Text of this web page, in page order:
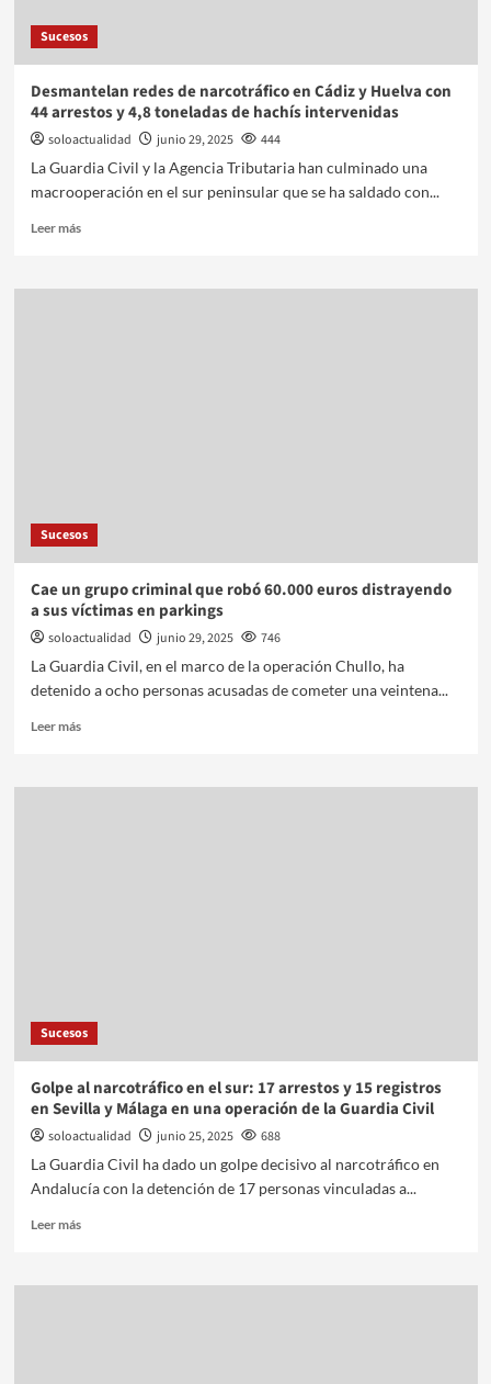
Sucesos
Desmantelan redes de narcotráfico en Cádiz y Huelva con
44 arrestos y 4,8 toneladas de hachís intervenidas
soloactualidad junio 29, 2025
444
La Guardia Civil y la Agencia Tributaria han culminado una
macrooperación en el sur peninsular que se ha saldado con...
Leer más
Sucesos
Cae un grupo criminal que robó 60.000 euros distrayendo
a sus víctimas en parkings
soloactualidad junio 29, 2025
746
La Guardia Civil, en el marco de la operación Chullo, ha
detenido a ocho personas acusadas de cometer una veintena...
Leer más
Sucesos
Golpe al narcotráfico en el sur: 17 arrestos y 15 registros
en Sevilla y Málaga en una operación de la Guardia Civil
soloactualidad junio 25, 2025
688
La Guardia Civil ha dado un golpe decisivo al narcotráfico en
Andalucía con la detención de 17 personas vinculadas a...
Leer más